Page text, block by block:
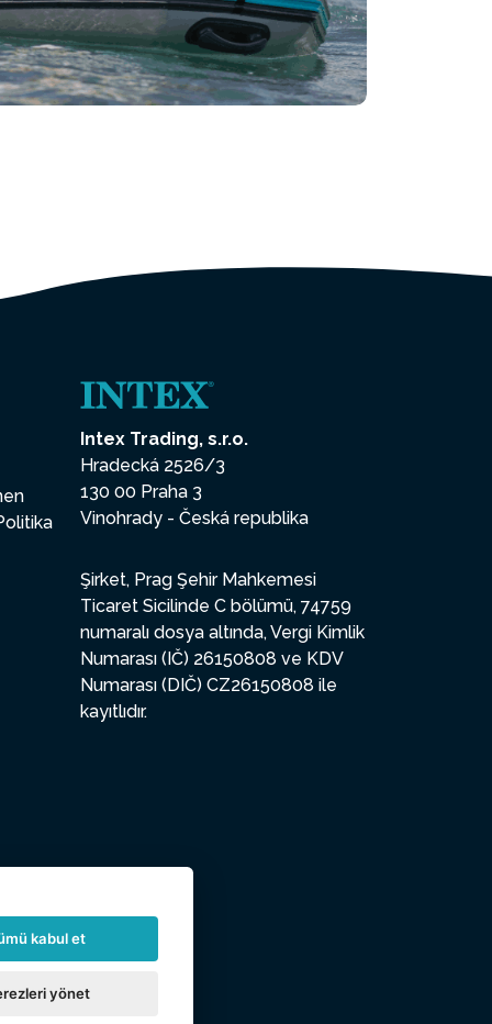
Intex Trading, s.r.o.
Hradecká 2526/3
130 00 Praha 3
Vinohrady - Česká republika
Şirket, Prag Şehir Mahkemesi
Ticaret Sicilinde C bölümü, 74759
numaralı dosya altında, Vergi Kimlik
Numarası (IČ) 26150808 ve KDV
Numarası (DIČ) CZ26150808 ile
kayıtlıdır.
kabul et
yönet